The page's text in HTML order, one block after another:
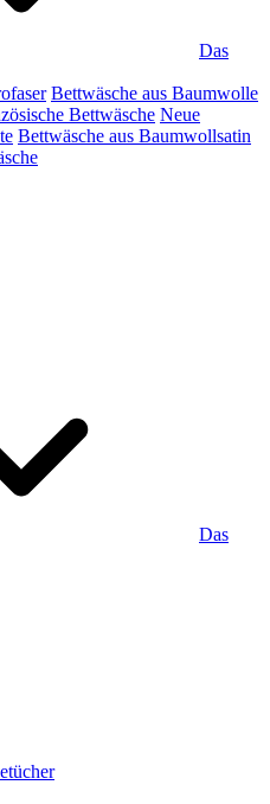
Das
Bettwäsche aus Baumwolle
Bettwäsche Neue
Bettwäsche aus Baumwollsatin
Das